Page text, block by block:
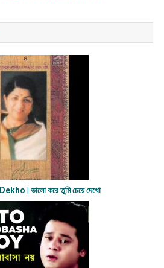
| ভালো করে তুমি চেয়ে দেখো